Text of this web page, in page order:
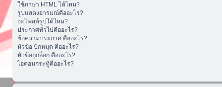
ใช้ภาษา HTML ได้ไหม?
รูปแสดงอารมณ์คืออะไร?
จะโพสต์รูปได้ไหม?
ประกาศทั่วไปคืออะไร?
ข้อความประกาศ คืออะไร?
หัวข้อ ปักหมุด คืออะไร?
หัวข้อถูกล็อก คืออะไร?
ไอคอนกระทู้คืออะไร?